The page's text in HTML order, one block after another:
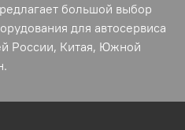
большой выбор
для автосервиса
России, Китая, Южной